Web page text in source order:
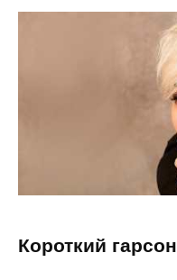
короткий гарсон